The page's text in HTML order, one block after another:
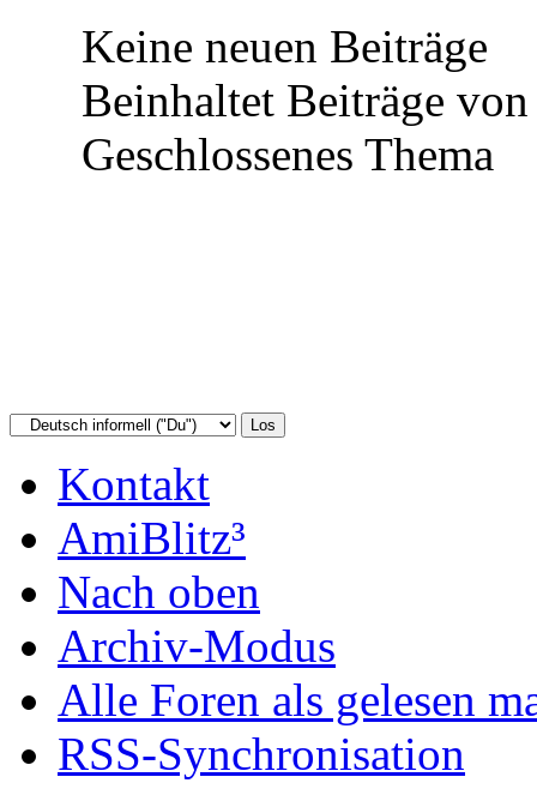
Keine neuen Beiträge
Beinhaltet Beiträge
Geschlossenes Thema
Kontakt
AmiBlitz³
Nach oben
Archiv-Modus
Alle Foren als gelesen
RSS-Synchronisation